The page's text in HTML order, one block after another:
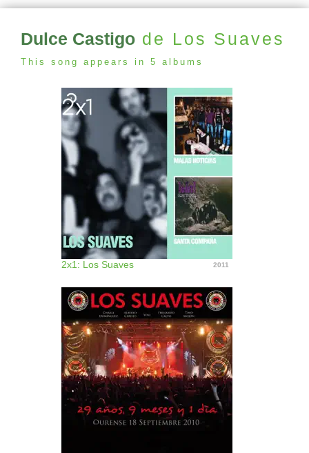
Dulce Castigo de Los Suaves
This song appears in 5 albums
2x1: Los Suaves 2011